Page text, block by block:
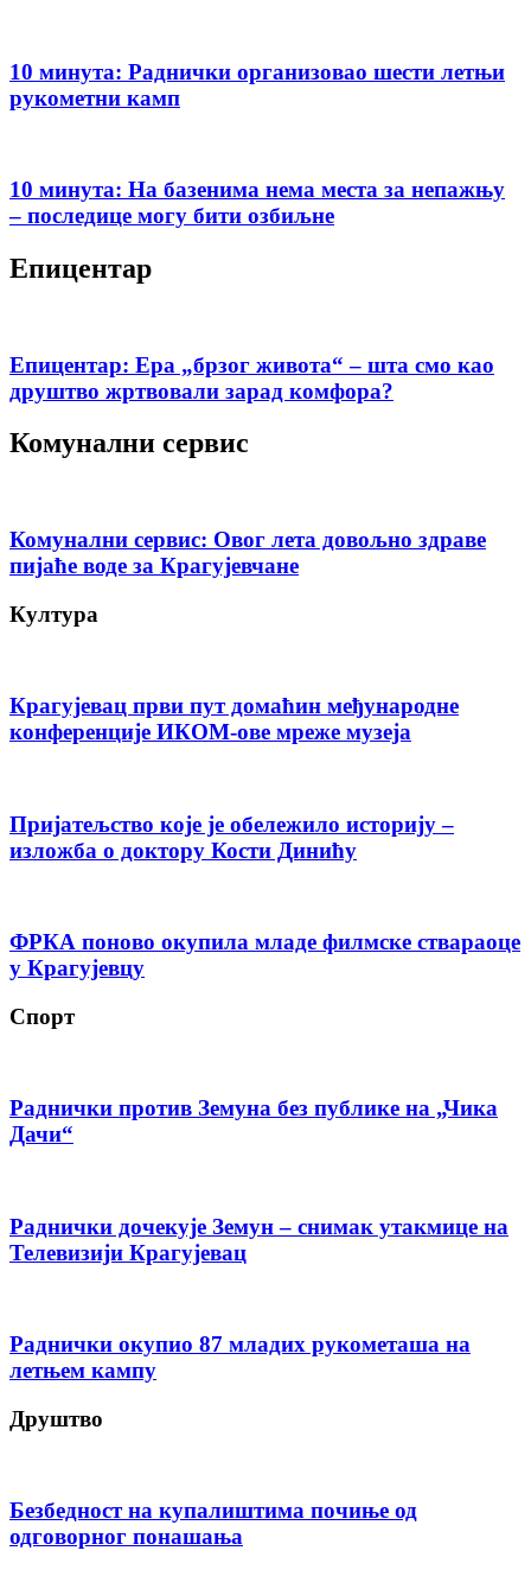
10 минута: Раднички организовао шести летњи
рукометни камп
10 минута: На базенима нема места за непажњу
– последице могу бити озбиљне
Епицентар
Епицентар: Ера „брзог живота“ – шта смо као
друштво жртвовали зарад комфора?
Комунални сервис
Комунални сервис: Овог лета довољно здраве
пијаће воде за Крагујевчане
Култура
Крагујевац први пут домаћин међународне
конференције ИКОМ-ове мреже музеја
Пријатељство које је обележило историју –
изложба о доктору Кости Динићу
ФРКА поново окупила младе филмске ствараоце
у Крагујевцу
Спорт
Раднички против Земуна без публике на „Чика
Дачи“
Раднички дочекује Земун – снимак утакмице на
Телевизији Крагујевац
Раднички окупио 87 младих рукометаша на
летњем кампу
Друштво
Безбедност на купалиштима почиње од
одговорног понашања